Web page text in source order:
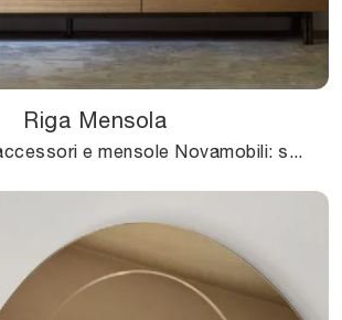
Riga Mensola
Complementi accessori e mensole Novamobili: scopri come valorizzare i tuoi spazi moderni con il modello Riga Mensola.